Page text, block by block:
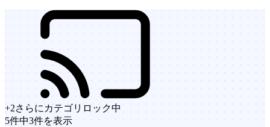
+2さらにカテゴリ ロック中
5件中3件を表示